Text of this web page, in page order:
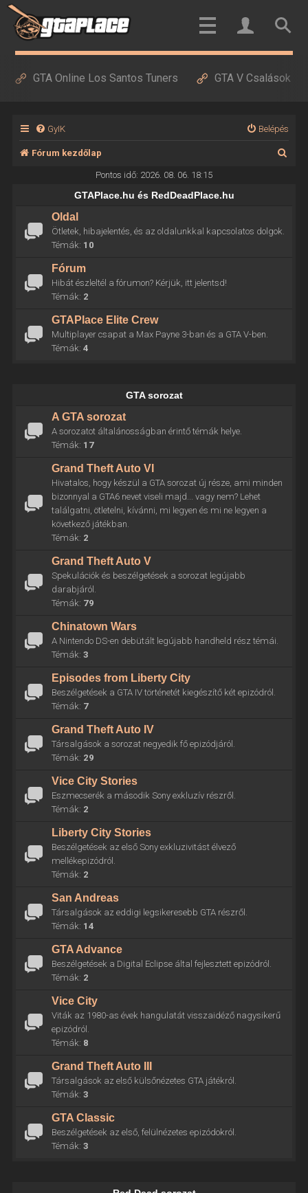
GTA Online Los Santos Tuners GTA V Csalások
GyIK Belépés
Fórum kezdőlap
Pontos idő: 2026. 08. 06. 18:15
GTAPlace.hu és RedDeadPlace.hu
Oldal
Ötletek, hibajelentés, és az oldalunkkal kapcsolatos dolgok.
Témák: 10
Fórum
Hibát észleltél a fórumon? Kérjük, itt jelentsd!
Témák: 2
GTAPlace Elite Crew
Multiplayer csapat a Max Payne 3-ban és a GTA V-ben.
Témák: 4
GTA sorozat
A GTA sorozat
A sorozatot általánosságban érintő témák helye.
Témák: 17
Grand Theft Auto VI
Hivatalos, hogy készül a GTA sorozat új része, ami minden
bizonnyal a GTA6 nevet viseli majd... vagy nem? Lehet
találgatni, ötletelni, kívánni, mi legyen és mi ne legyen a
következő játékban.
Témák: 2
Grand Theft Auto V
Spekulációk és beszélgetések a sorozat legújabb
darabjáról.
Témák: 79
Chinatown Wars
A Nintendo DS-en debütált legújabb handheld rész témái.
Témák: 3
Episodes from Liberty City
Beszélgetések a GTA IV történetét kiegészítő két epizódról.
Témák: 7
Grand Theft Auto IV
Társalgások a sorozat negyedik fő epizódjáról.
Témák: 29
Vice City Stories
Eszmecserék a második Sony exkluzív részről.
Témák: 2
Liberty City Stories
Beszélgetések az első Sony exkluzivitást élvező
mellékepizódról.
Témák: 2
San Andreas
Társalgások az eddigi legsikeresebb GTA részről.
Témák: 14
GTA Advance
Beszélgetések a Digital Eclipse által fejlesztett epizódról.
Témák: 2
Vice City
Viták az 1980-as évek hangulatát visszaidéző nagysikerű
epizódról.
Témák: 8
Grand Theft Auto III
Társalgások az első külsőnézetes GTA játékról.
Témák: 3
GTA Classic
Beszélgetések az első, felülnézetes epizódokról.
Témák: 3